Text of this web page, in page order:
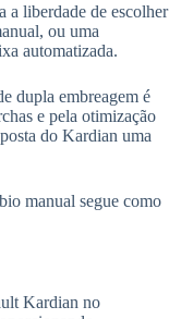
a liberdade de escolher
ou uma
automatizada.
dupla embreagem é
e pela otimização
do Kardian uma
manual segue como
Kardian no